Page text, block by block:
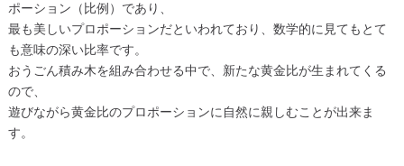
ポーション（比例）であり、
最も美しいプロポーションだといわれており、数学的に見てもとて
も意味の深い比率です。
おうごん積み木を組み合わせる中で、新たな黄金比が生まれてくる
ので、
遊びながら黄金比のプロポーションに自然に親しむことが出来ま
す。